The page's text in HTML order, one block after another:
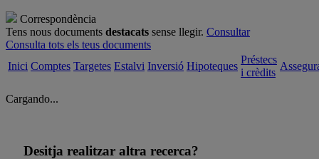
Correspondència
Tens nous documents destacats sense llegir. Consultar
Consulta tots els teus documents
Inici Comptes Targetes Estalvi Inversió Hipoteques
Préstecs
i crèdits
Cargando...
Desitja realitzar altra recerca?